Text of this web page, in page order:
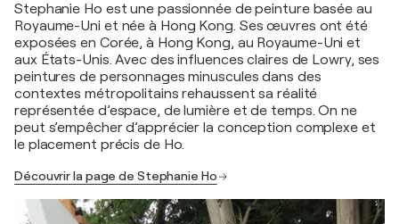
Stephanie Ho est une passionnée de peinture basée au
Royaume-Uni et née à Hong Kong. Ses œuvres ont été
exposées en Corée, à Hong Kong, au Royaume-Uni et
aux États-Unis. Avec des influences claires de Lowry, ses
peintures de personnages minuscules dans des
contextes métropolitains rehaussent sa réalité
représentée d’espace, de lumière et de temps. On ne
peut s’empêcher d’apprécier la conception complexe et
le placement précis de Ho.
Découvrir la page de Stephanie Ho